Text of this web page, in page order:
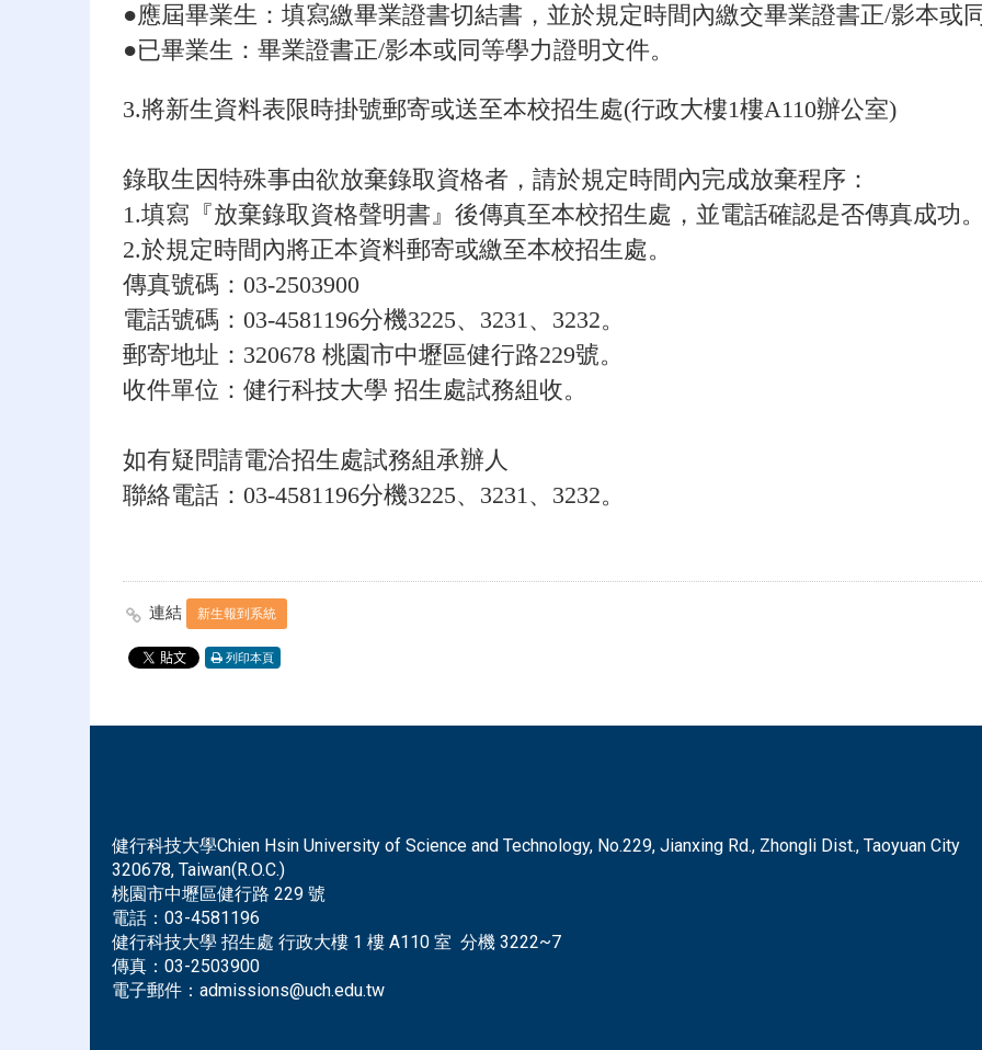
●應屆畢業生：填寫繳畢業證書切結書，並於規定時間內繳交畢業證書正/影本或
●已畢業生：畢業證書正/影本或同等學力證明文件。
3.將新生資料表限時掛號郵寄或送至本校招生處(行政大樓1樓A110辦公室)
錄取生因特殊事由欲放棄錄取資格者，請於規定時間內完成放棄程序：
1.填寫『放棄錄取資格聲明書』後傳真至本校招生處，並電話確認是否傳真成功
2.於規定時間內將正本資料郵寄或繳至本校招生處。
傳真號碼：03-2503900
電話號碼：03-4581196分機3225、3231、3232。
郵寄地址：320678 桃園市中壢區健行路229號。
收件單位：健行科技大學 招生處試務組收。
如有疑問請電洽招生處試務組承辦人
聯絡電話：03-4581196分機3225、3231、3232。
連結 新生報到系統
列印本頁
健行科技大學Chien Hsin University of Science and Technology, No.229, Jianxing Rd., Zhongli Dist., Taoyuan City
320678, Taiwan(R.O.C.)
桃園市中壢區健行路 229 號
電話： 03-4581196
健行科技大學 招生處 行政大樓 1 樓 A110 室 分機 3222~7
傳真： 03-2503900
電子郵件： admissions@uch.edu.tw